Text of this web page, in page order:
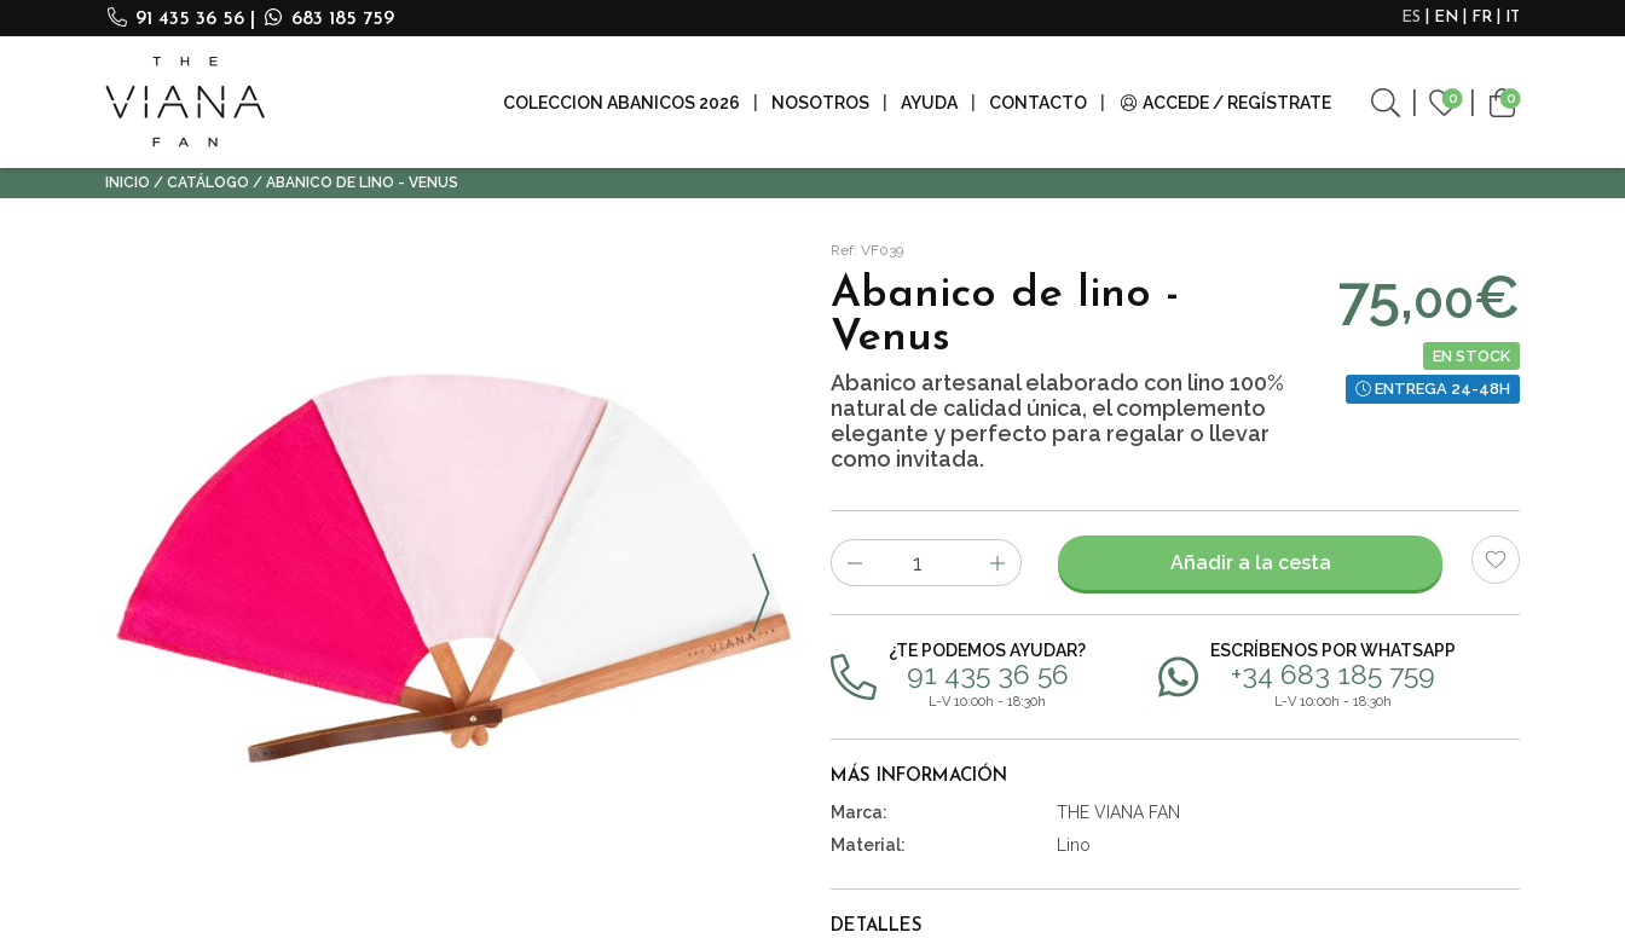
91 435 36 56 683 185 759 ES EN FR IT
COLECCION ABANICOS 2026 NOSOTROS AYUDA CONTACTO ACCEDE / REGÍSTRATE 0 0
INICIO CATÁLOGO ABANICO DE LINO - VENUS
Ref: VF039
Abanico de lino -
Venus
Abanico artesanal elaborado con lino 100%
natural de calidad única, el complemento
elegante y perfecto para regalar o llevar
como invitada.
75,00€
EN STOCK
ENTREGA 24-48H
Número
de
artículos
Añadir a la cesta
¿TE PODEMOS AYUDAR?
91 435 36 56
L-V 10:00h - 18:30h
ESCRÍBENOS POR WHATSAPP
+34 683 185 759
L-V 10:00h - 18:30h
MÁS INFORMACIÓN
Marca:
THE VIANA FAN
Material:
Lino
DETALLES